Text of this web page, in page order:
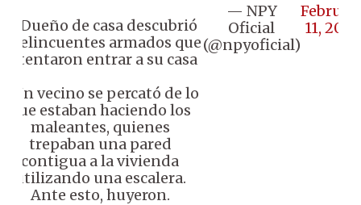
📌 Dueño de casa descubrió
delincuentes armados que
intentaron entrar a su casa
♦️ Un vecino se percató de lo
que estaban haciendo los
maleantes, quienes
trepaban una pared
contigua a la vivienda
utilizando una escalera.
Ante esto, huyeron.
— NPY
Oficial
(@npyoficial)
11, 2026